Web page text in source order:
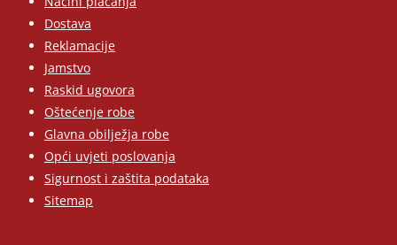
Dostava
Reklamacije
Jamstvo
Raskid ugovora
Oštećenje robe
Glavna obilježja robe
Opći uvjeti poslovanja
Sigurnost i zaštita podataka
Sitemap